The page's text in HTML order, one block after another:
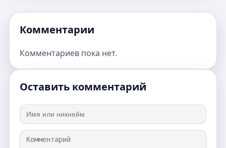
Комментарии
Комментариев пока нет.
Оставить комментарий